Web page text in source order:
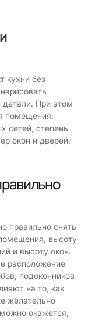
кухни без
При этом
помещения:
сетей, степень
окон и дверей.
правильно снять
высоту
и высоту окон.
расположение
подоконников
на то, как
желательно
окажется,